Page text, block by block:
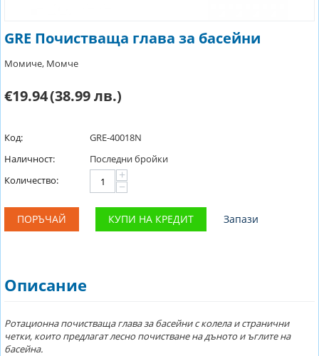
GRE Почистваща глава за басейни
Момиче, Момче
€19.94(38.99 лв.)
Код:
GRE-40018N
Наличност:
Последни бройки
Количество:
+
−
ПОРЪЧАЙ КУПИ НА КРЕДИТ Запази
Описание
Ротационна почистваща глава за басейни с колела и странични
четки, които предлагат лесно почистване на дъното и ъглите на
басейна.